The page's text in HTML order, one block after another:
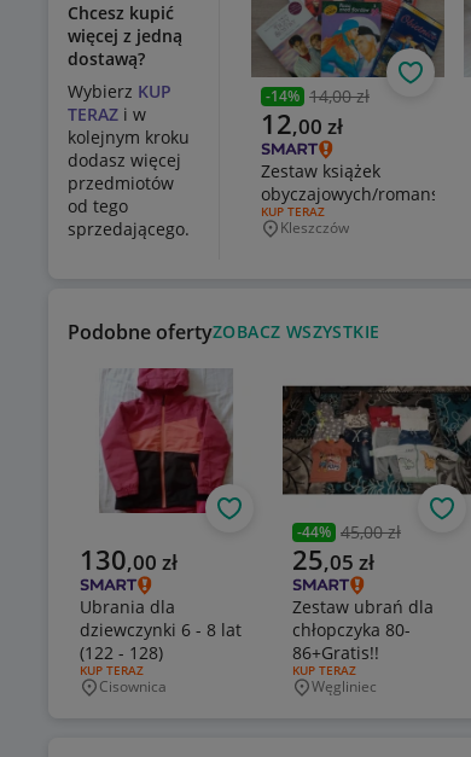
Chcesz kupić
więcej z jedną
dostawą?
Wybierz KUP
TERAZ i w
kolejnym kroku
dodasz więcej
przedmiotów
od tego
sprzedającego.
Poprzednia cena
-14% 14,00 zł
Aktualna cena
12,00 zł
Zestaw książek
obyczajowych/romans
RODZAJ OFERTY:
KUP TERAZ
Miejscowość
Kleszczów
Podobne ofertyZOBACZ WSZYSTKIE
Aktualna cena
130,00 zł
Ubrania dla
dziewczynki 6 - 8 lat
(122 - 128)
RODZAJ OFERTY:
KUP TERAZ
Miejscowość
Cisownica
Obserwuj
Poprzednia cena
-44% 45,00 zł
Aktualna cena
25,05 zł
Zestaw ubrań dla
chłopczyka 80-
86+Gratis!!
RODZAJ OFERTY:
KUP TERAZ
Miejscowość
Węgliniec